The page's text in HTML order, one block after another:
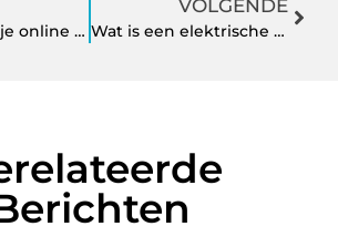
Optimaliseer je online aanwezigheid in Amersfoort met Bo5
VOLGENDE
Wat is een elektrische haard? Alles wat je moet weten